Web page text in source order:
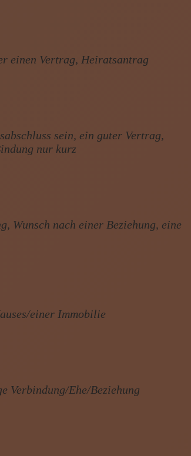
einen Vertrag, Heiratsantrag
sein, ein guter Vertrag,
nur kurz
Wunsch nach einer Beziehung, eine
einer Immobilie
Verbindung/Ehe/Beziehung